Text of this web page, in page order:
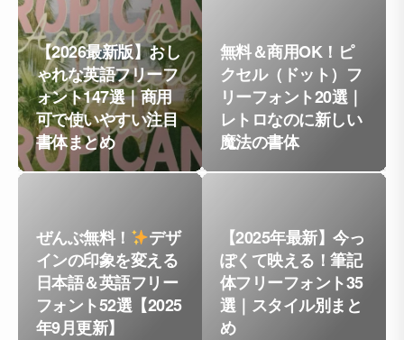
【2026最新版】おし
ゃれな英語フリーフ
ォント147選｜商用
可で使いやすい注目
書体まとめ
無料＆商用OK！ピ
クセル（ドット）フ
リーフォント20選｜
レトロなのに新しい
魔法の書体
ぜんぶ無料！
デザ
インの印象を変える
日本語＆英語フリー
フォント52選【2025
年9月更新】
【2025年最新】今っ
ぽくて映える！筆記
体フリーフォント35
選｜スタイル別まと
め